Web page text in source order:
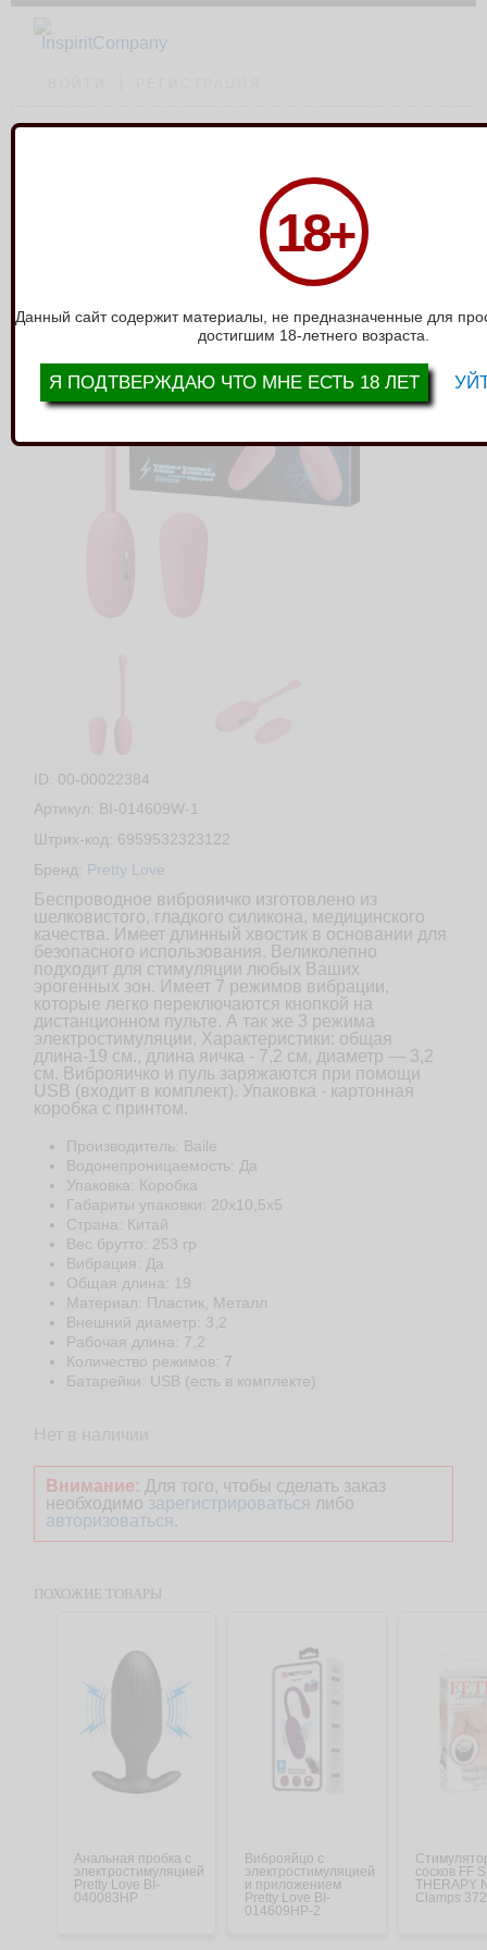
18+
Данный сайт содержит материалы, не предназначенные для
достигшим 18-летнего возраста.
Я ПОДТВЕРЖДАЮ ЧТО МНЕ ЕСТЬ 18 ЛЕТ
Электростимулятор Pretty Love BI-014609W-1
ЭЛЕКТРОСТИМУЛЯТОР PRETTY LOVE
ID: 00-00022384
Артикул: BI-014609W-1
Штрих-код: 6959532323122
Бренд:
Pretty Love
Беспроводное виброяичко изготовлено из
шелковистого, гладкого силикона, медицинского
качества. Имеет длинный хвостик в основании для
безопасного использования. Великолепно
подходит для стимуляции любых Ваших
эрогенных зон. Имеет 7 режимов вибрации,
которые легко переключаются кнопкой на
дистанционном пульте. А так же 3 режима
электростимуляции, Характеристики: общая
длина-19 см., длина яичка - 7,2 см, диаметр — 3,2
см. Виброяичко и пуль заряжаются при помощи
USB (входит в комплект). Упаковка - картонная
коробка с принтом.
Производитель: Baile
Водонепроницаемость: Да
Упаковка: Коробка
Габариты упаковки: 20х10,5х5
Страна: Китай
Веc брутто: 253 гр
Вибрация: Да
Общая длина: 19
Материал: Пластик, Металл
Внешний диаметр: 3,2
Рабочая длина: 7,2
Количество режимов: 7
Батарейки: USB (есть в комплекте)
Внимание: Для того, чтобы сделать заказ
необходимо зарегистрироваться либо
авторизоваться .
ПОХОЖИЕ ТОВАРЫ
Анальная пробка с
электростимуляцией
Pretty Love BI-
040083HP
Виброяйцо с
электростимуляцией
и приложением
Pretty Love BI-
014609HP-2
сосков FF
THERAPY
Clamps